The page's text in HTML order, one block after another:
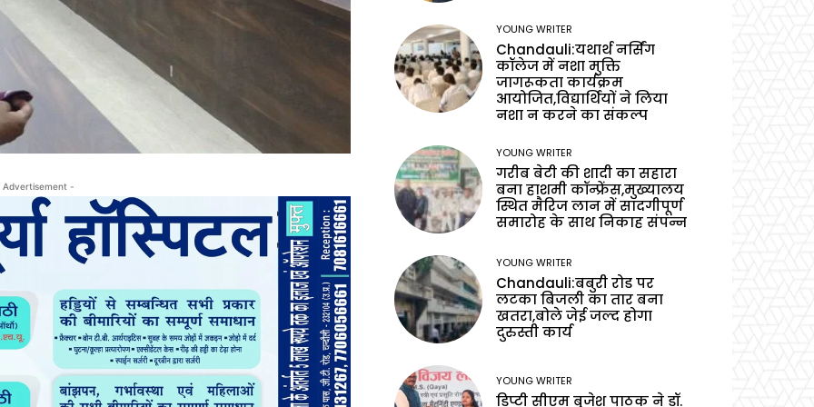
-
YOUNG WRITER
Chandauli:यथार्थ नर्सिंग
कॉलेज में नशा मुक्ति
जागरूकता कार्यक्रम
आयोजित,विद्यार्थियों ने लिया
नशा न करने का संकल्प
YOUNG WRITER
गरीब बेटी की शादी का सहारा
बना हाशमी कॉन्फ्रेंस,मुख्यालय
स्थित मैरिज लान में सादगीपूर्ण
समारोह के साथ निकाह संपन्न
YOUNG WRITER
Chandauli:बबुरी रोड पर
लटका बिजली का तार बना
खतरा,बोले जेई जल्द होगा
दुरुस्ती कार्य
YOUNG WRITER
डिप्टी सीएम बृजेश पाठक ने डॉ.